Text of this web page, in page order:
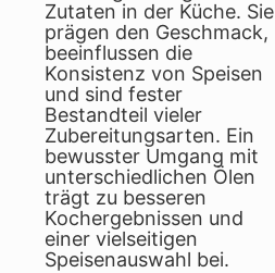
Zutaten in der Küche. Sie
prägen den Geschmack,
beeinflussen die
Konsistenz von Speisen
und sind fester
Bestandteil vieler
Zubereitungsarten. Ein
bewusster Umgang mit
unterschiedlichen Ölen
trägt zu besseren
Kochergebnissen und
einer vielseitigen
Speisenauswahl bei.